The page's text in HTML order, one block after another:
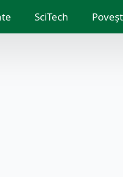
SciTech